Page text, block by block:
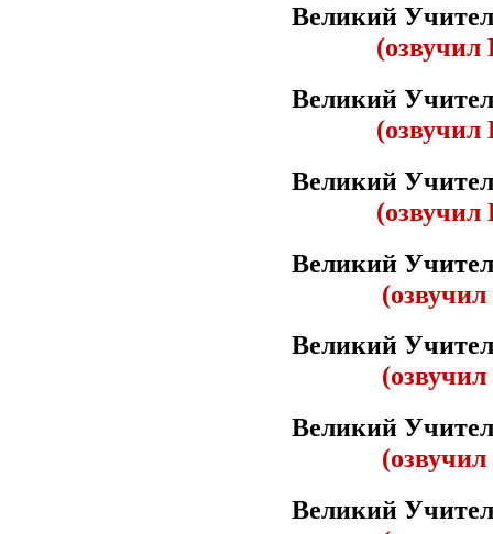
Великий
(озвучил
Великий
(озвучил
Великий
(озвучил
Великий
Великий
Великий
Великий